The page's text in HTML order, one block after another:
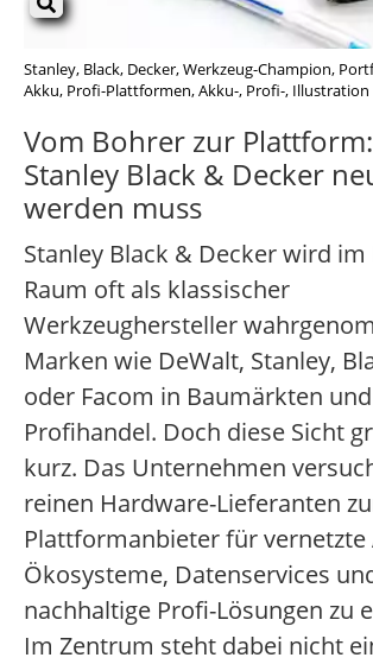
Stanley, Black, Decker, Werkzeug-Champion,
Akku, Profi-Plattformen, Akku-, Profi-,
Vom Bohrer zur
Stanley Black & Decker
werden muss
Stanley Black & Decker wird im
Raum oft als klassischer
Werkzeughersteller
Marken wie DeWalt, Stanley,
oder Facom in Baumärkten
Profihandel. Doch diese Sicht
kurz. Das Unternehmen
reinen Hardware-Lieferanten
Plattformanbieter für vernetzte
Ökosysteme, Datenservices
nachhaltige Profi-Lösungen zu
Im Zentrum steht dabei nicht